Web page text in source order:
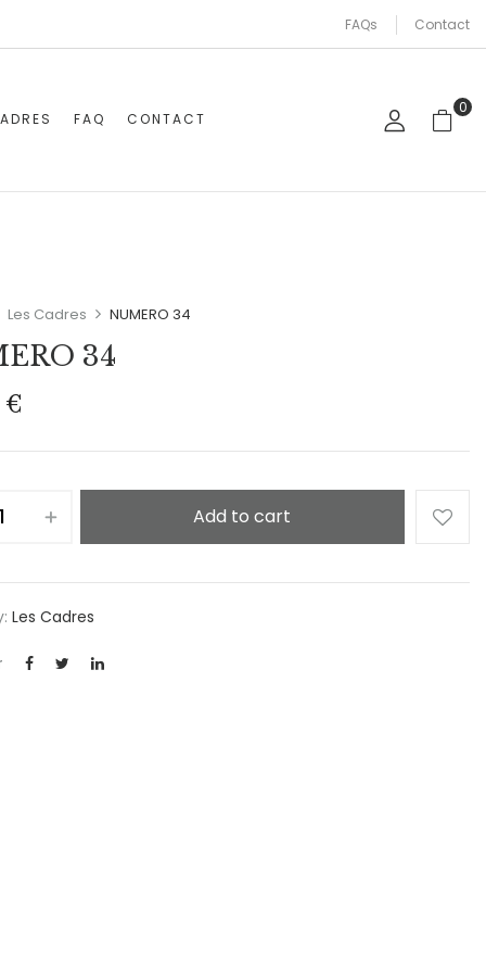
FAQs Contact
FAQ CONTACT
0
Les Cadres NUMERO 34
34
€
Add to cart
Les Cadres